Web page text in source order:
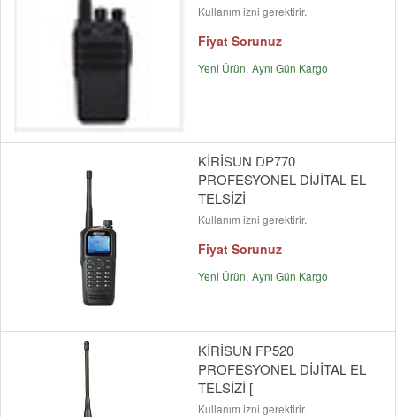
Kullanım izni gerektirir.
Fiyat Sorunuz
Yeni Ürün Aynı Gün Kargo
KİRİSUN DP770
PROFESYONEL DİJİTAL EL
TELSİZİ
Kullanım izni gerektirir.
Fiyat Sorunuz
Yeni Ürün Aynı Gün Kargo
KİRİSUN FP520
PROFESYONEL DİJİTAL EL
TELSİZİ [
Kullanım izni gerektirir.